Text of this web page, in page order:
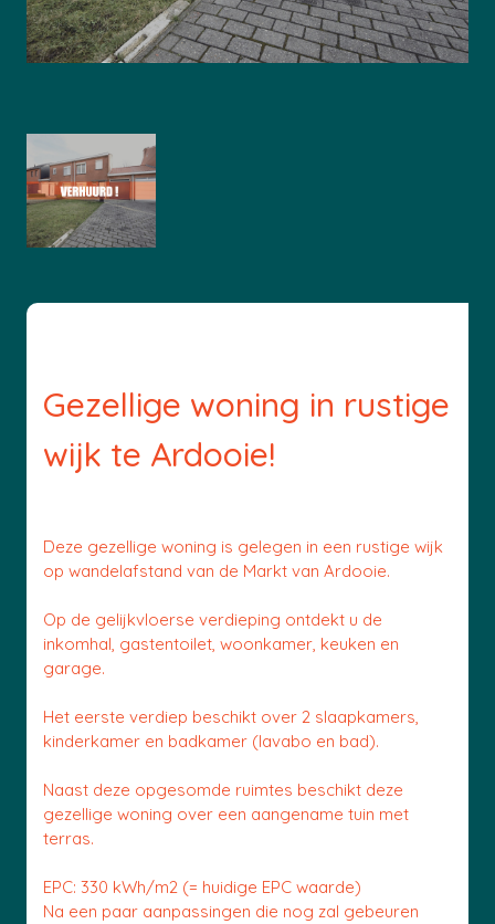
Gezellige woning in rustige
wijk te Ardooie!
Deze gezellige woning is gelegen in een rustige wijk
op wandelafstand van de Markt van Ardooie.
Op de gelijkvloerse verdieping ontdekt u de
inkomhal, gastentoilet, woonkamer, keuken en
garage.
Het eerste verdiep beschikt over 2 slaapkamers,
kinderkamer en badkamer (lavabo en bad).
Naast deze opgesomde ruimtes beschikt deze
gezellige woning over een aangename tuin met
terras.
EPC: 330 kWh/m2 (= huidige EPC waarde)
Na een paar aanpassingen die nog zal gebeuren